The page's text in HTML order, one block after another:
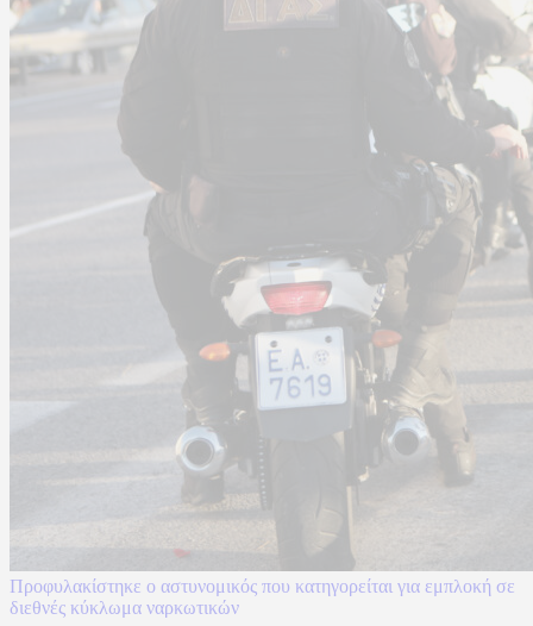
Προφυλακίστηκε ο αστυνομικός που κατηγορείται για εμπλοκή σε
διεθνές κύκλωμα ναρκωτικών